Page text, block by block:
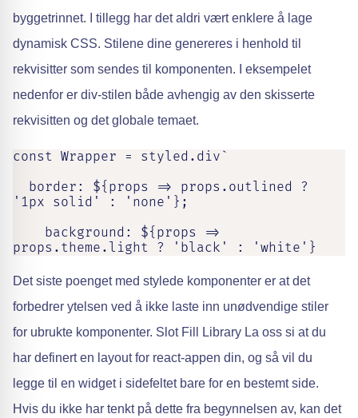
byggetrinnet. I tillegg har det aldri vært enklere å lage
dynamisk CSS. Stilene dine genereres i henhold til
rekvisitter som sendes til komponenten. I eksempelet
nedenfor er div-stilen både avhengig av den skisserte
rekvisitten og det globale temaet.
const Wrapper = styled.div`
'1px solid' : 'none'};
props.theme.light ? 'black' : 'white'}
Det siste poenget med stylede komponenter er at det
forbedrer ytelsen ved å ikke laste inn unødvendige stiler
for ubrukte komponenter. Slot Fill Library La oss si at du
har definert en layout for react-appen din, og så vil du
legge til en widget i sidefeltet bare for en bestemt side.
Hvis du ikke har tenkt på dette fra begynnelsen av, kan det